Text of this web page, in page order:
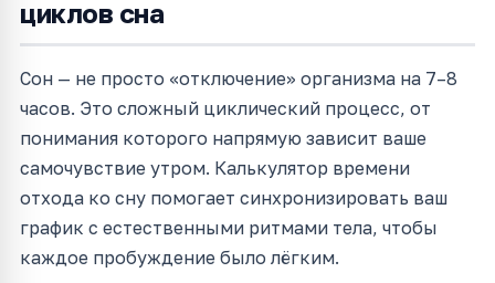
циклов сна
Сон — не просто «отключение» организма на 7–8
часов. Это сложный циклический процесс, от
понимания которого напрямую зависит ваше
самочувствие утром. Калькулятор времени
отхода ко сну помогает синхронизировать ваш
график с естественными ритмами тела, чтобы
каждое пробуждение было лёгким.